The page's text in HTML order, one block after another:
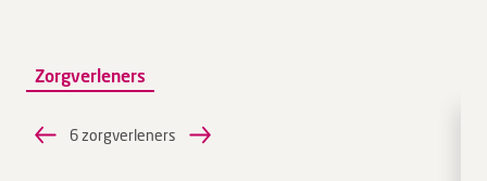
Zorgverleners
6 zorgverleners